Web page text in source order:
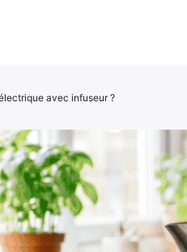
avec infuseur ?